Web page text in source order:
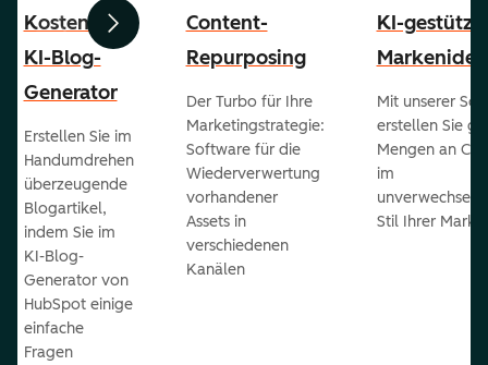
ZurückWeiter
Kostenloser
KI-Blog-
Generator
Erstellen Sie im
Handumdrehen
überzeugende
Blogartikel,
indem Sie im
KI-Blog-
Generator von
HubSpot einige
einfache
Fragen
Content-
Repurposing
Der Turbo für Ihre
Marketingstrategie:
Software für die
Wiederverwertung
vorhandener
Assets in
verschiedenen
Kanälen
KI-
Mit unserer
erstellen Sie
Mengen an
im
Stil Ihrer Marke.